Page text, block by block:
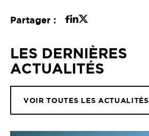
Partager :
LES DERNIÈRES
ACTUALITÉS
VOIR TOUTES LES ACTUALITÉS